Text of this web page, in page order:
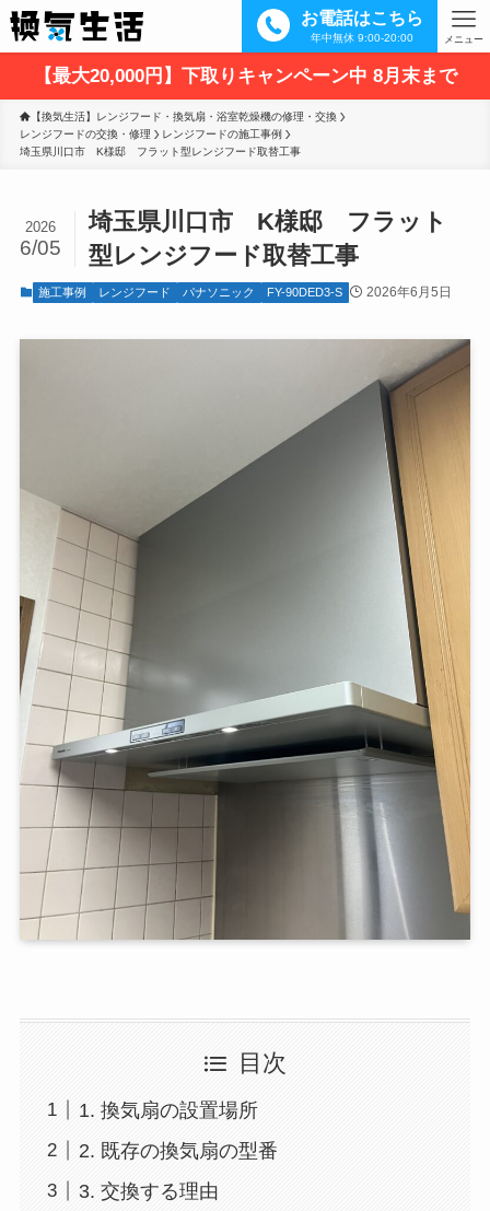
お電話はこちら
年中無休 9:00-20:00 メニュー
【最大20,000円】下取りキャンペーン中 8月末まで
【換気生活】レンジフード・換気扇・浴室乾燥機の修理・交換
レンジフードの交換・修理
レンジフードの施工事例
埼玉県川口市　K様邸　フラット型レンジフード取替工事
埼玉県川口市 K様邸 フラット
型レンジフード取替工事
2026
6/05
施工事例 レンジフード パナソニック FY-90DED3-S 2026年6月5日
目次
1. 換気扇の設置場所
2. 既存の換気扇の型番
3. 交換する理由